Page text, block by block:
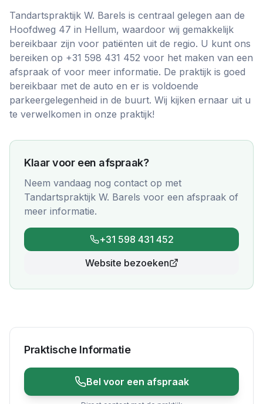
Tandartspraktijk W. Barels is centraal gelegen aan de
Hoofdweg 47 in Hellum, waardoor wij gemakkelijk
bereikbaar zijn voor patiënten uit de regio. U kunt ons
bereiken op +31 598 431 452 voor het maken van een
afspraak of voor meer informatie. De praktijk is goed
bereikbaar met de auto en er is voldoende
parkeergelegenheid in de buurt. Wij kijken ernaar uit u
te verwelkomen in onze praktijk!
Klaar voor een afspraak?
Neem vandaag nog contact op met
Tandartspraktijk W. Barels voor een afspraak of
meer informatie.
+31 598 431 452
Website bezoeken
Praktische Informatie
Bel voor een afspraak